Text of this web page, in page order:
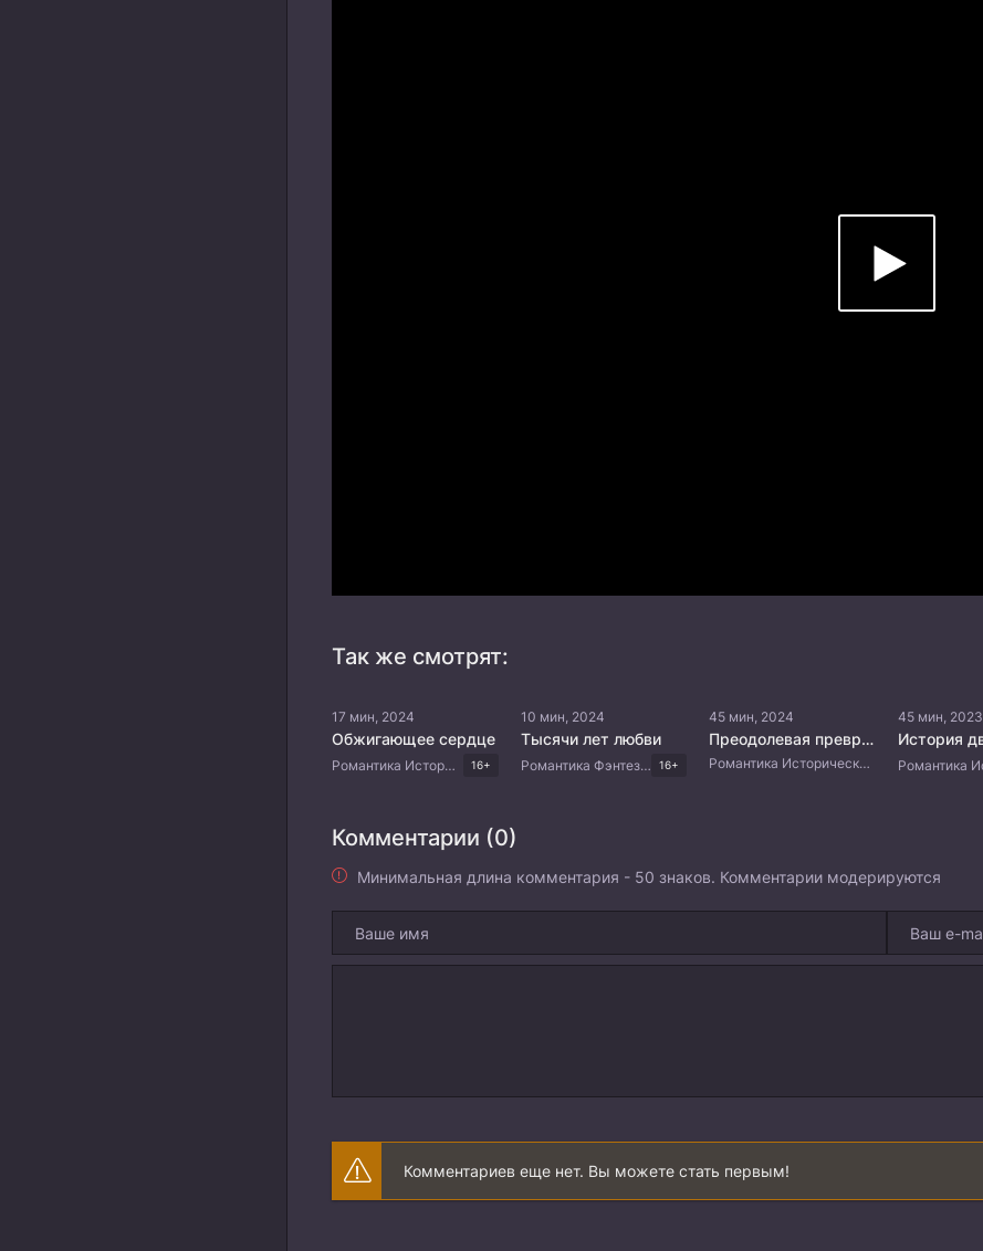
Так же смотрят:
17 мин, 2024
Обжигающее сердце
Романтика Исторический Китайские дорамы 16+
10 мин, 2024
Тысячи лет любви
Романтика Фэнтези Боевые искусства Китайские дорамы 16+
45 мин, 2024
Преодолевая превратности судьбы
Романтика Исторический Мистика Китайские дорамы
45 мин, 2023
Комментарии (0)
Минимальная длина комментария - 50 знаков. Комментарии модерируются
Комментариев еще нет. Вы можете стать первым!